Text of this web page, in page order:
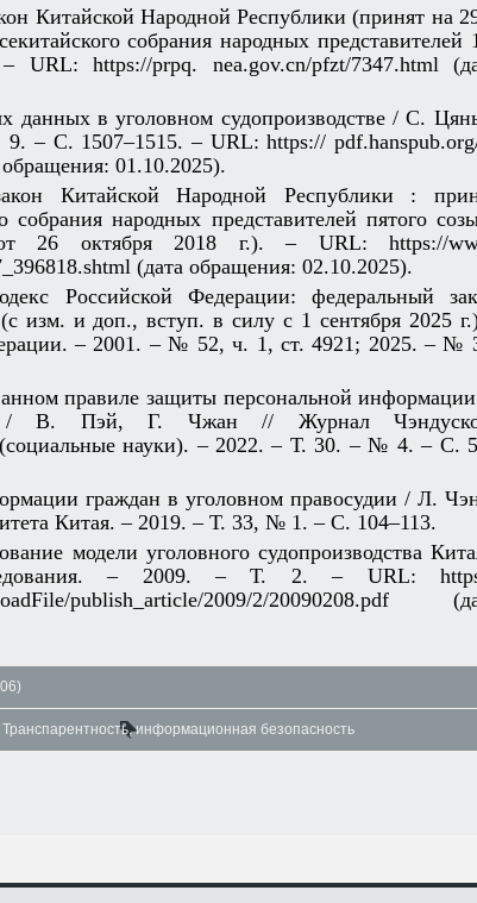
Китайской Народной Республики (принят на
собрания народных представителей
https://prpq. nea.gov.cn/pfzt/7347.html
данных в уголовном судопроизводстве / С.
– С. 1507–1515. – URL: https://
01.10.2025).
Китайской Народной Республики :
собрания народных представителей пятого
октября 2018 г.). – URL: https://
(дата обращения: 02.10.2025).
Российской Федерации: федеральный
изм. и доп., вступ. в силу с 1 сентября 2025
– 2001. – № 52, ч. 1, ст. 4921; 2025. – №
правиле защиты персональной
/ В. Пэй, Г. Чжан // Журнал
(социальные науки). – 2022. – Т. 30. – № 4. – С.
граждан в уголовном правосудии / Л.
Китая. – 2019. – Т. 33, № 1. – С. 104–113.
модели уголовного судопроизводства
– 2009. – Т. 2. – URL:
publish_article/2009/2/20090208.pdf
Транспарентность,информационная безопасность